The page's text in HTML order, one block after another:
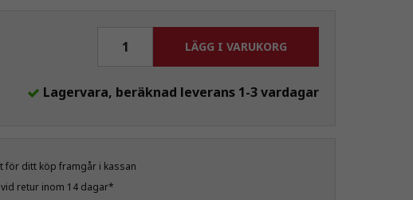
LÄGG I VARUKORG
Lagervara, beräknad leverans 1-3 vardagar
för ditt köp framgår i kassan
retur inom 14 dagar*